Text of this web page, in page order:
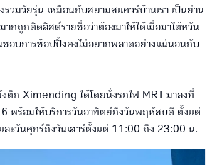
วมวัยรุ่น เหมือนกับสยามสแควร์บ้านเรา เป็นย่าน
ากถูกติดลิสต์รายชื่อว่าต้องมาให้ได้เมื่อมาไต้หวัน
ชอบการช้อปปิ้งคงไม่อยากพลาดอย่างแน่นอนกับ
งตึก Ximending ได้โดยนั่งรถไฟ MRT มาลงที่
พร้อมให้บริการวันอาทิตย์ถึงวันพฤหัสบดี ตั้งแต่
ะวันศุกร์ถึงวันเสาร์ตั้งแต่ 11:00 ถึง 23:00 น.